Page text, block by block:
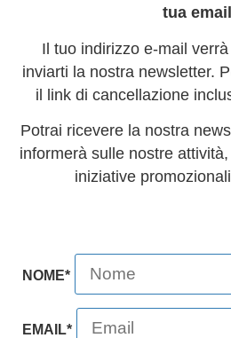
tua
Il tuo indirizzo e-mail
inviarti la nostra newsletter.
il link di cancellazione
Potrai ricevere la nostra
informerà sulle nostre
iniziative
NOME*
EMAIL*